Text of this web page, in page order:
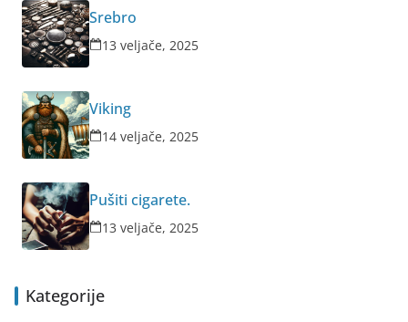
Srebro
13 veljače, 2025
Viking
14 veljače, 2025
Pušiti cigarete.
13 veljače, 2025
Kategorije